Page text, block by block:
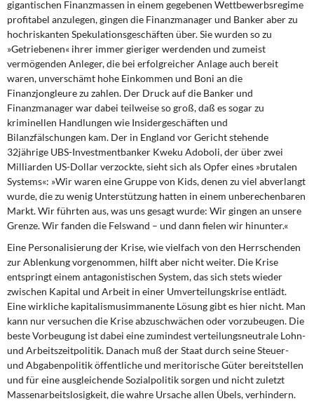
gigantischen Finanzmassen in einem gegebenen Wettbewerbsregime
profitabel anzulegen, gingen die Finanzmanager und Banker aber zu
hochriskanten Spekulationsgeschäften über. Sie wurden so zu
»Getriebenen« ihrer immer gieriger werdenden und zumeist
vermögenden Anleger, die bei erfolgreicher Anlage auch bereit
waren, unverschämt hohe Einkommen und Boni an die
Finanzjongleure zu zahlen. Der Druck auf die Banker und
Finanzmanager war dabei teilweise so groß, daß es sogar zu
kriminellen Handlungen wie Insidergeschäften und
Bilanzfälschungen kam. Der in England vor Gericht stehende
32jährige UBS-Investmentbanker Kweku Adoboli, der über zwei
Milliarden US-Dollar verzockte, sieht sich als Opfer eines »brutalen
Systems«: »Wir waren eine Gruppe von Kids, denen zu viel abverlangt
wurde, die zu wenig Unterstützung hatten in einem unberechenbaren
Markt. Wir führten aus, was uns gesagt wurde: Wir gingen an unsere
Grenze. Wir fanden die Felswand – und dann fielen wir hinunter.«
Eine Personalisierung der Krise, wie vielfach von den Herrschenden
zur Ablenkung vorgenommen, hilft aber nicht weiter. Die Krise
entspringt einem antagonistischen System, das sich stets wieder
zwischen Kapital und Arbeit in einer Umverteilungskrise entlädt.
Eine wirkliche kapitalismusimmanente Lösung gibt es hier nicht. Man
kann nur versuchen die Krise abzuschwächen oder vorzubeugen. Die
beste Vorbeugung ist dabei eine zumindest verteilungsneutrale Lohn-
und Arbeitszeitpolitik. Danach muß der Staat durch seine Steuer-
und Abgabenpolitik öffentliche und meritorische Güter bereitstellen
und für eine ausgleichende Sozialpolitik sorgen und nicht zuletzt
Massenarbeitslosigkeit, die wahre Ursache allen Übels, verhindern.